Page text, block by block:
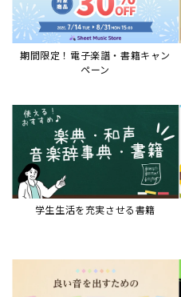
期間限定！電子楽譜・書籍キャン
ペーン
学生生活を充実させる書籍